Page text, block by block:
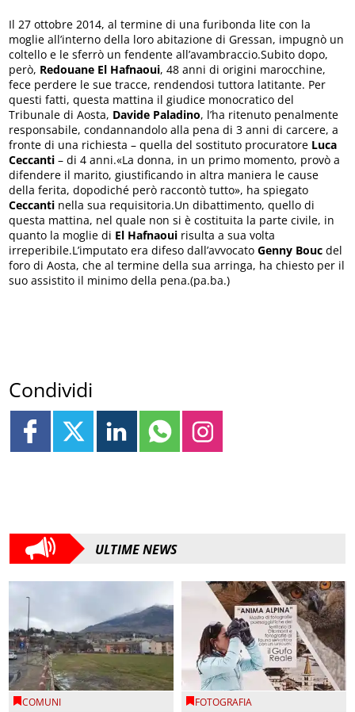
Il 27 ottobre 2014, al termine di una furibonda lite con la
moglie all’interno della loro abitazione di Gressan, impugnò un
coltello e le sferrò un fendente all’avambraccio.Subito dopo,
però, Redouane El Hafnaoui, 48 anni di origini marocchine,
fece perdere le sue tracce, rendendosi tuttora latitante. Per
questi fatti, questa mattina il giudice monocratico del
Tribunale di Aosta, Davide Paladino, l’ha ritenuto penalmente
responsabile, condannandolo alla pena di 3 anni di carcere, a
fronte di una richiesta – quella del sostituto procuratore Luca
Ceccanti – di 4 anni.«La donna, in un primo momento, provò a
difendere il marito, giustificando in altra maniera le cause
della ferita, dopodiché però raccontò tutto», ha spiegato
Ceccanti nella sua requisitoria.Un dibattimento, quello di
questa mattina, nel quale non si è costituita la parte civile, in
quanto la moglie di El Hafnaoui risulta a sua volta
irreperibile.L’imputato era difeso dall’avvocato Genny Bouc del
foro di Aosta, che al termine della sua arringa, ha chiesto per il
suo assistito il minimo della pena.(pa.ba.)
Condividi
ULTIME NEWS
COMUNI FOTOGRAFIA